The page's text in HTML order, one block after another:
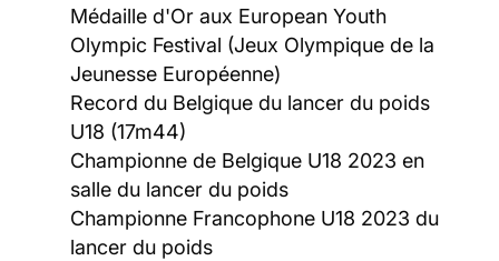
Médaille d'Or aux European Youth
Olympic Festival (Jeux Olympique de la
Jeunesse Européenne)
Record du Belgique du lancer du poids
U18 (17m44)
Championne de Belgique U18 2023 en
salle du lancer du poids
Championne Francophone U18 2023 du
lancer du poids